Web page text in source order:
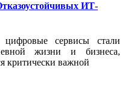
ИТ-
сервисы стали
жизни и бизнеса,
критически важной